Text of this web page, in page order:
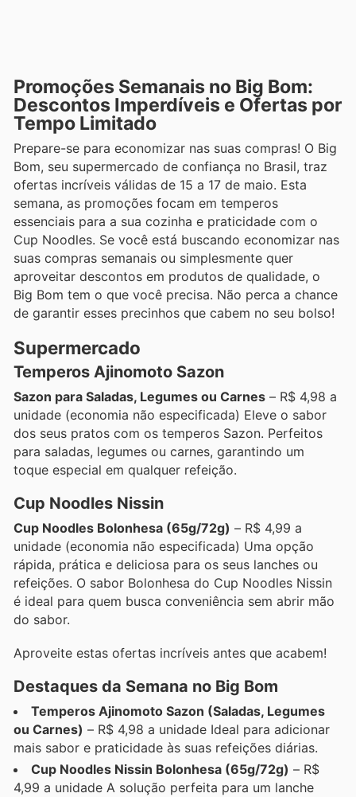
Promoções Semanais no Big Bom:
Descontos Imperdíveis e Ofertas por
Tempo Limitado
Prepare-se para economizar nas suas compras! O Big
Bom, seu supermercado de confiança no Brasil, traz
ofertas incríveis válidas de 15 a 17 de maio. Esta
semana, as promoções focam em temperos
essenciais para a sua cozinha e praticidade com o
Cup Noodles. Se você está buscando economizar nas
suas compras semanais ou simplesmente quer
aproveitar descontos em produtos de qualidade, o
Big Bom tem o que você precisa. Não perca a chance
de garantir esses precinhos que cabem no seu bolso!
Supermercado
Temperos Ajinomoto Sazon
Sazon para Saladas, Legumes ou Carnes – R$ 4,98 a
unidade (economia não especificada) Eleve o sabor
dos seus pratos com os temperos Sazon. Perfeitos
para saladas, legumes ou carnes, garantindo um
toque especial em qualquer refeição.
Cup Noodles Nissin
Cup Noodles Bolonhesa (65g/72g) – R$ 4,99 a
unidade (economia não especificada) Uma opção
rápida, prática e deliciosa para os seus lanches ou
refeições. O sabor Bolonhesa do Cup Noodles Nissin
é ideal para quem busca conveniência sem abrir mão
do sabor.
Aproveite estas ofertas incríveis antes que acabem!
Destaques da Semana no Big Bom
Temperos Ajinomoto Sazon (Saladas, Legumes
ou Carnes) – R$ 4,98 a unidade Ideal para adicionar
mais sabor e praticidade às suas refeições diárias.
Cup Noodles Nissin Bolonhesa (65g/72g) – R$
4,99 a unidade A solução perfeita para um lanche